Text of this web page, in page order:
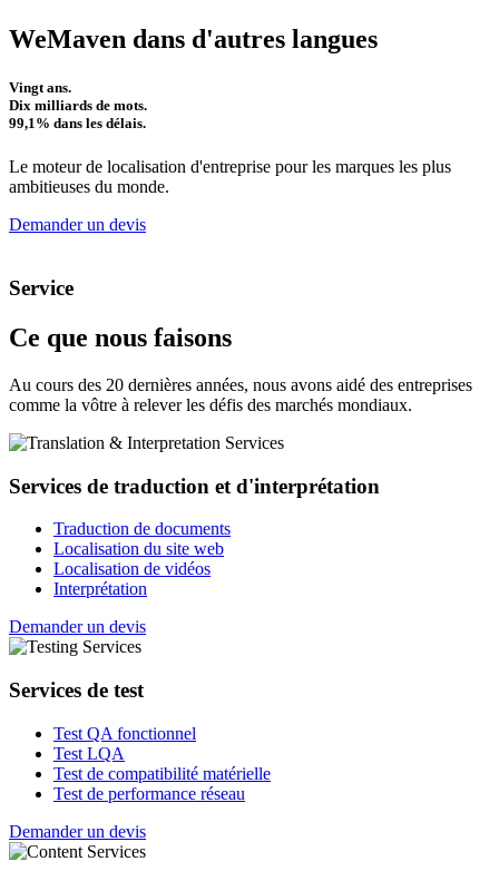
WeMaven dans d'autres langues
Vingt ans.
Dix milliards de mots.
99,1% dans les délais.
Le moteur de localisation d'entreprise pour les marques les plus
ambitieuses du monde.
Demander un devis
Service
Ce que nous faisons
Au cours des 20 dernières années, nous avons aidé des entreprises
comme la vôtre à relever les défis des marchés mondiaux.
Services de traduction et d'interprétation
Traduction de documents
Localisation du site web
Localisation de vidéos
Interprétation
Demander un devis
Services de test
Test QA fonctionnel
Test LQA
Test de compatibilité matérielle
Test de performance réseau
Demander un devis